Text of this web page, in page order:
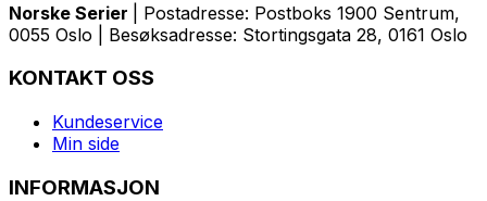
Norske Serier
| Postadresse: Postboks 1900 Sentrum,
0055 Oslo | Besøksadresse: Stortingsgata 28, 0161 Oslo
KONTAKT OSS
Kundeservice
Min side
INFORMASJON